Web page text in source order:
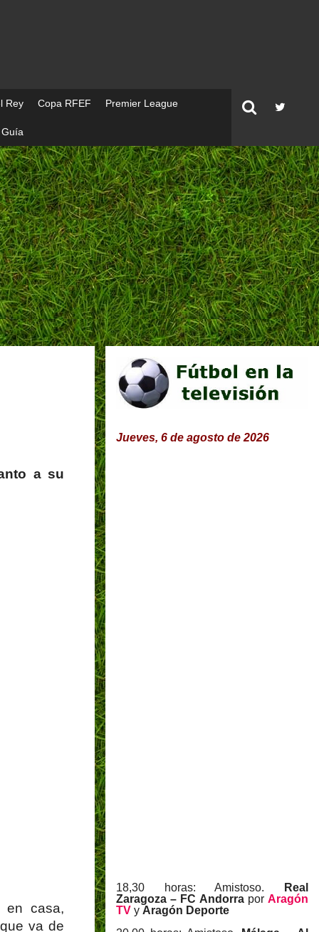
Rey Copa RFEF Premier League
Guía
a su
en casa,
va de
Jueves, 6 de agosto de 2026
18,30 horas: Amistoso.
Real
Zaragoza – FC Andorra porAragón
TV y Aragón Deporte